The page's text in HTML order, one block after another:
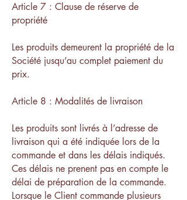
Article 7 : Clause de réserve de
propriété
Les produits demeurent la propriété de la
Société jusqu’au complet paiement du
prix.
Article 8 : Modalités de livraison
Les produits sont livrés à l’adresse de
livraison qui a été indiquée lors de la
commande et dans les délais indiqués.
Ces délais ne prenent pas en compte le
délai de préparation de la commande.
Lorsque le Client commande plusieurs